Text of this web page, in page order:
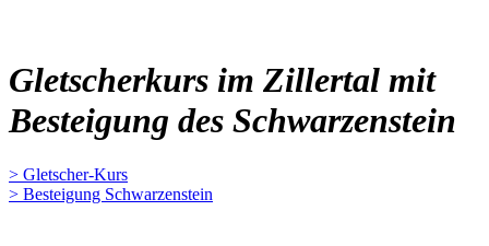
Gletscherkurs im Zillertal mit
Besteigung des Schwarzenstein
> Gletscher-Kurs
> Besteigung Schwarzenstein